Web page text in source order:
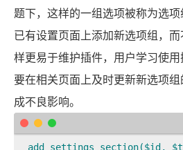
题下，这样的一组选项被称为选
已有设置页面上添加新选项组，
样更易于维护插件，用户学习使
要在相关页面上及时更新新选项
成不良影响。